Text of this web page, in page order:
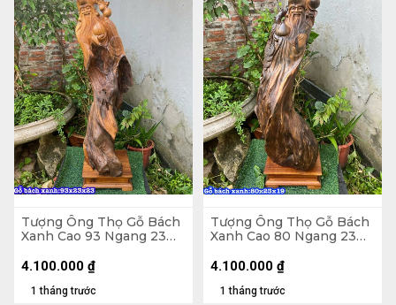
Tượng Ông Thọ Gỗ Bách
Xanh Cao 93 Ngang 23
1 tháng trước
4.100.000 ₫
Tượng Ông Thọ Gỗ Bách
Xanh Cao 80 Ngang 23
1 tháng trước
4.100.000 ₫